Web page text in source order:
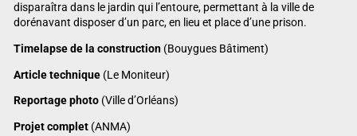
disparaîtra dans le jardin qui l’entoure, permettant à la ville de
dorénavant disposer d’un parc, en lieu et place d’une prison.
Timelapse de la construction(Bouygues Bâtiment)
Article technique(Le Moniteur)
Reportage photo(Ville d’Orléans)
Projet complet(ANMA)